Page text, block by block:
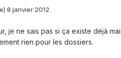
8 janvier 2012
je ne sais pas si ça existe déjà
rien pour les dossiers.